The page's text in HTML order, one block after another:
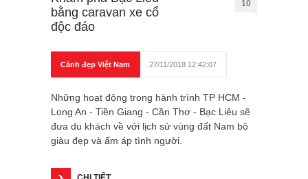
bằng caravan xe cổ
độc đáo
10
Cảnh đẹp Việt Nam 27/11/2018 12:42:07
Những hoạt động trong hành trình TP HCM -
Long An - Tiền Giang - Cần Thơ - Bạc Liêu sẽ
đưa du khách về với lịch sử vùng đất Nam bộ
giàu đẹp và ấm áp tình người.